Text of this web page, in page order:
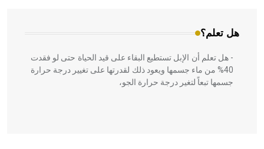
هل تعلم؟
- هل تعلم أن الإبل تستطيع البقاء على قيد الحياة حتى لو فقدت
40% من ماء جسمها ويعود ذلك لقدرتها على تغيير درجة حرارة
جسمها تبعاً لتغير درجة حرارة الجو،